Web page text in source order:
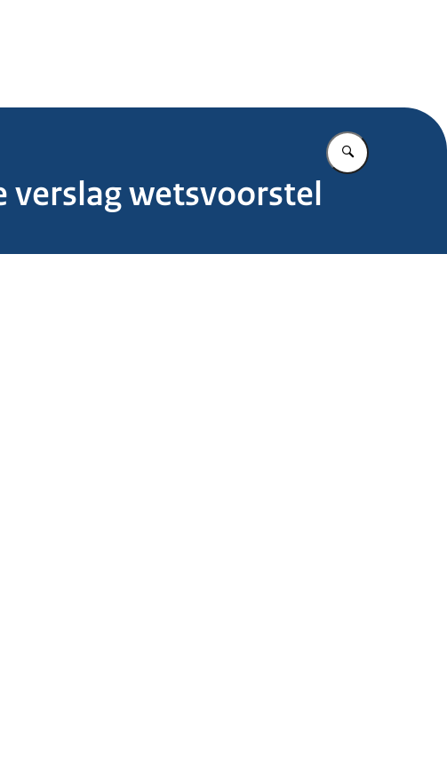
Vul in wat u
verslag wetsvoorstel